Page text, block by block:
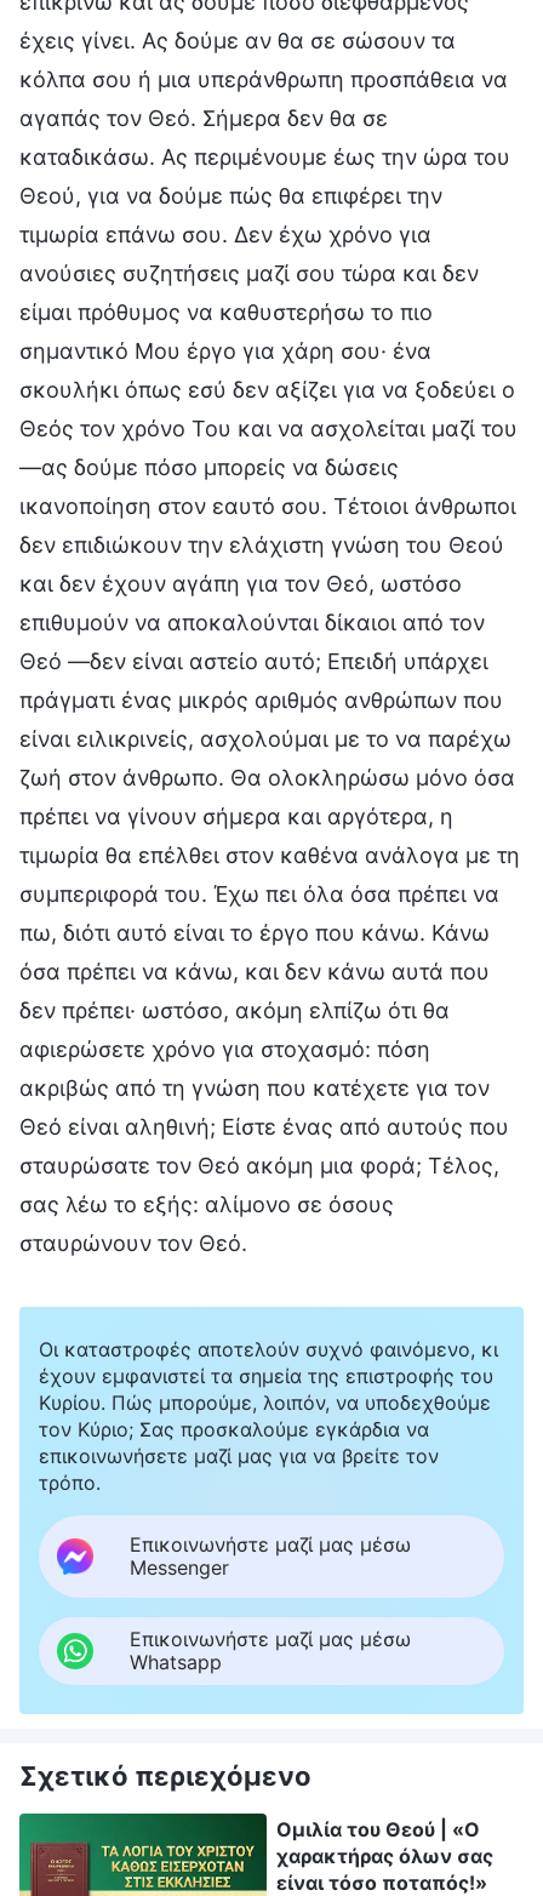
έχεις γίνει. Ας δούμε αν θα σε σώσουν τα
κόλπα σου ή μια υπεράνθρωπη προσπάθεια να
αγαπάς τον Θεό. Σήμερα δεν θα σε
καταδικάσω. Ας περιμένουμε έως την ώρα του
Θεού, για να δούμε πώς θα επιφέρει την
τιμωρία επάνω σου. Δεν έχω χρόνο για
ανούσιες συζητήσεις μαζί σου τώρα και δεν
είμαι πρόθυμος να καθυστερήσω το πιο
σημαντικό Μου έργο για χάρη σου· ένα
σκουλήκι όπως εσύ δεν αξίζει για να ξοδεύει ο
Θεός τον χρόνο Του και να ασχολείται μαζί του
—ας δούμε πόσο μπορείς να δώσεις
ικανοποίηση στον εαυτό σου. Τέτοιοι άνθρωποι
δεν επιδιώκουν την ελάχιστη γνώση του Θεού
και δεν έχουν αγάπη για τον Θεό, ωστόσο
επιθυμούν να αποκαλούνται δίκαιοι από τον
Θεό —δεν είναι αστείο αυτό; Επειδή υπάρχει
πράγματι ένας μικρός αριθμός ανθρώπων που
είναι ειλικρινείς, ασχολούμαι με το να παρέχω
ζωή στον άνθρωπο. Θα ολοκληρώσω μόνο όσα
πρέπει να γίνουν σήμερα και αργότερα, η
τιμωρία θα επέλθει στον καθένα ανάλογα με τη
συμπεριφορά του. Έχω πει όλα όσα πρέπει να
πω, διότι αυτό είναι το έργο που κάνω. Κάνω
όσα πρέπει να κάνω, και δεν κάνω αυτά που
δεν πρέπει· ωστόσο, ακόμη ελπίζω ότι θα
αφιερώσετε χρόνο για στοχασμό: πόση
ακριβώς από τη γνώση που κατέχετε για τον
Θεό είναι αληθινή; Είστε ένας από αυτούς που
σταυρώσατε τον Θεό ακόμη μια φορά; Τέλος,
σας λέω το εξής: αλίμονο σε όσους
σταυρώνουν τον Θεό.
Οι καταστροφές αποτελούν συχνό φαινόμενο, κι
έχουν εμφανιστεί τα σημεία της επιστροφής του
Κυρίου. Πώς μπορούμε, λοιπόν, να υποδεχθούμε
τον Κύριο; Σας προσκαλούμε εγκάρδια να
επικοινωνήσετε μαζί μας για να βρείτε τον
τρόπο.
Επικοινωνήστε μαζί μας μέσω
Messenger
Επικοινωνήστε μαζί μας μέσω
Whatsapp
Σχετικό περιεχόμενο
Ομιλία του Θεού | «Ο
χαρακτήρας όλων σας
είναι τόσο ποταπός!»